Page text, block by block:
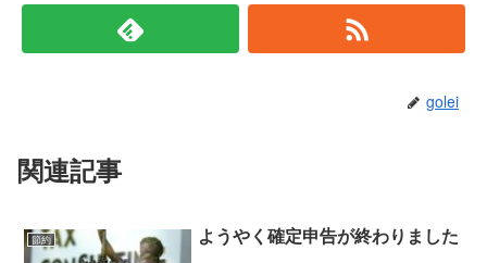
golei
関連記事
節約 ようやく確定申告が終わりました